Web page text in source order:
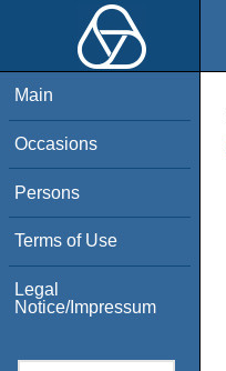
Main
Occasions
Persons
Terms of Use
Legal
Notice/Impressum